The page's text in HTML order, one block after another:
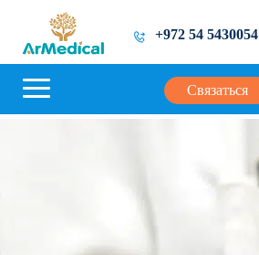
+972 54 5430054
Связаться